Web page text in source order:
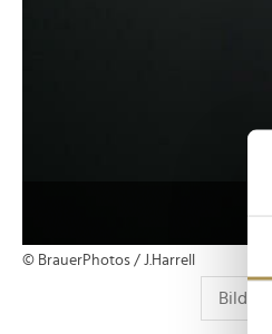
© BrauerPhotos / J.Harrell